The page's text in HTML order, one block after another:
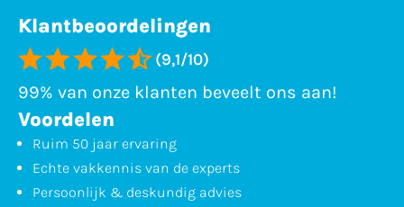
Klantbeoordelingen
(9,1/10)
99% van onze klanten beveelt ons aan!
Voordelen
Ruim 50 jaar ervaring
Echte vakkennis van de experts
Persoonlijk & deskundig advies